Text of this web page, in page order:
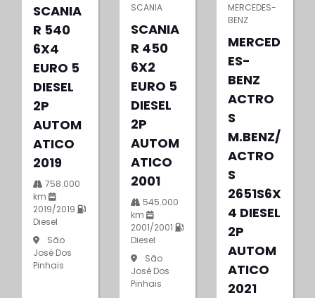
SCANIA
R 540
6X4
EURO 5
DIESEL
2P
AUTOM
ATICO
2019
758.000
km
2019/2019
Diesel
São
José Dos
Pinhais
SCANIA
SCANIA
R 450
6X2
EURO 5
DIESEL
2P
AUTOM
ATICO
2001
545.000
km
2001/2001
Diesel
São
José Dos
Pinhais
MERCEDES-
BENZ
MERCED
ES-
BENZ
ACTRO
S
M.BENZ/
ACTRO
S
2651S6X
4 DIESEL
2P
AUTOM
ATICO
2021